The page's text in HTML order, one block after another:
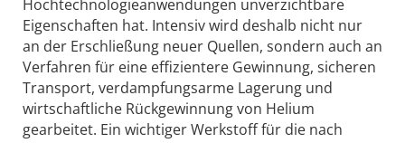
Hochtechnologieanwendungen unverzichtbare
Eigenschaften hat. Intensiv wird deshalb nicht nur
an der Erschließung neuer Quellen, sondern auch an
Verfahren für eine effizientere Gewinnung, sicheren
Transport, verdampfungsarme Lagerung und
wirtschaftliche Rückgewinnung von Helium
gearbeitet. Ein wichtiger Werkstoff für die nach